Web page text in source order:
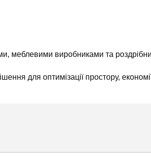
меблевими виробниками та
для оптимізації простору,